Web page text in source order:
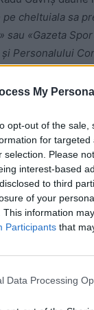
My
opt-out of the
for
selection. Please
interest-based
to third
of your
This information
Participants that
Data Processing
pe cheltuiala sa
«Gazeta
Personalului
la plata către
morale.
în ziarele
a Sindicatului
ca
judecată